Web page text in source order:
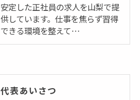
安定した正社員の求人を山梨で提
供しています。仕事を焦らず習得
できる環境を整えて…
代表あいさつ